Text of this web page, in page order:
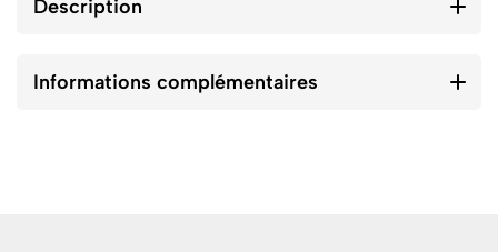
Description
Informations complémentaires